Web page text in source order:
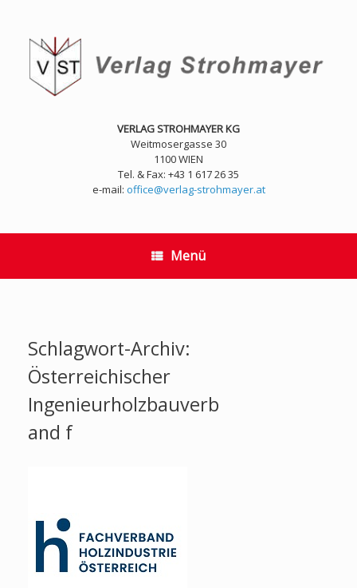
springen
VERLAG STROHMAYER KG
Weitmosergasse 30
1100 WIEN
Tel. & Fax: +43 1 617 26 35
e-mail: office@verlag-strohmayer.at
Menü
Schlagwort-Archiv:
Österreichischer
Ingenieurholzbauverb
and f